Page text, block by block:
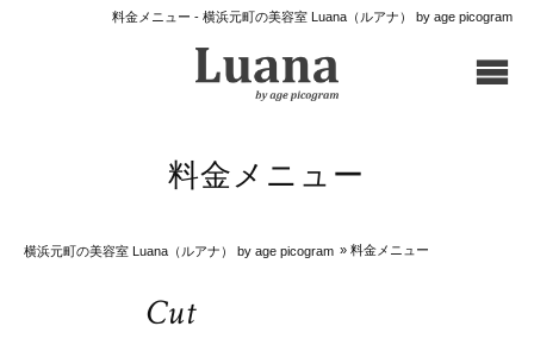
料金メニュー - 横浜元町の美容室 Luana（ルアナ） by age picogram
料金メニュー
横浜元町の美容室 Luana（ルアナ） by age picogram » 料金メニュー
Cut